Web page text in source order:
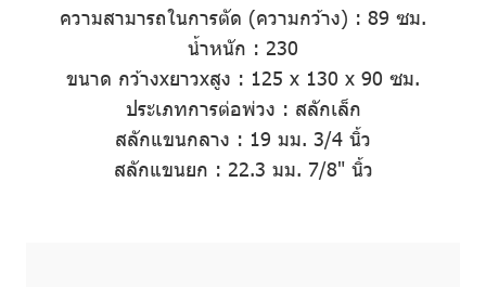
ความสามารถในการตัด (ความกว้าง) : 89 ซม.
น้ำหนัก : 230
ขนาด กว้างxยาวxสูง : 125 x 130 x 90 ซม.
ประเภทการต่อพ่วง : สลักเล็ก
สลักแขนกลาง : 19 มม. 3/4 นิ้ว
สลักแขนยก : 22.3 มม. 7/8" นิ้ว